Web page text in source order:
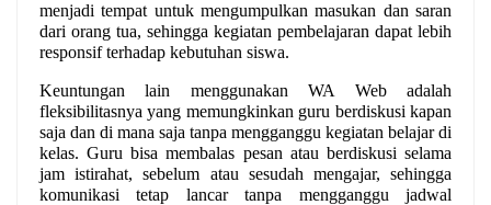
menjadi tempat untuk mengumpulkan masukan dan saran
dari orang tua, sehingga kegiatan pembelajaran dapat lebih
responsif terhadap kebutuhan siswa.
Keuntungan lain menggunakan WA Web adalah
fleksibilitasnya yang memungkinkan guru berdiskusi kapan
saja dan di mana saja tanpa mengganggu kegiatan belajar di
kelas. Guru bisa membalas pesan atau berdiskusi selama
jam istirahat, sebelum atau sesudah mengajar, sehingga
komunikasi tetap lancar tanpa mengganggu jadwal